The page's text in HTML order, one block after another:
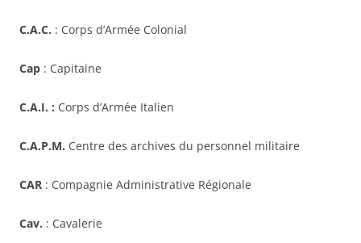
C.A.C. : Corps d’Armée Colonial
Cap : Capitaine
C.A.I. : Corps d’Armée Italien
C.A.P.M. Centre des archives du personnel militaire
CAR : Compagnie Administrative Régionale
Cav. : Cavalerie